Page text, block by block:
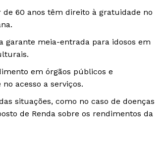
de 60 anos têm direito à gratuidade no
garante meia-entrada para idosos em
em órgãos públicos e
acesso a serviços.
situações, como no caso de doenças
de Renda sobre os rendimentos da